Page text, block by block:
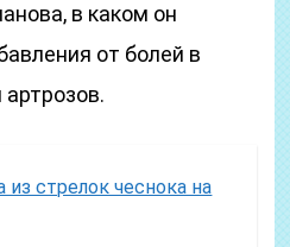
в каком он
от болей в
артрозов.
из стрелок чеснока на